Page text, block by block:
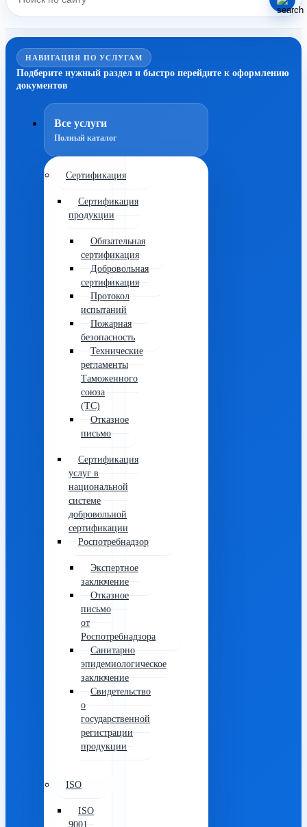
НАВИГАЦИЯ ПО УСЛУГАМ
Подберите нужный раздел и быстро перейдите к оформлению
документов
Все услуги
Полный каталог
Сертификация
Сертификация
продукции
Обязательная
сертификация
Добровольная
сертификация
Протокол
испытаний
Пожарная
безопасность
Технические
регламенты
Таможенного
союза
(ТС)
Отказное
письмо
Сертификация
услуг в
национальной
системе
добровольной
сертификации
Роспотребнадзор
Экспертное
заключение
Отказное
письмо
от
Роспотребнадзора
Санитарно
эпидемиологическое
заключение
Свидетельство
о
государственной
регистрации
продукции
ISO
ISO
9001